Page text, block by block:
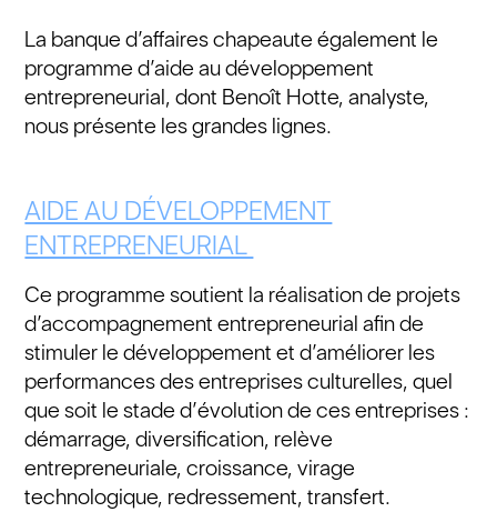
La banque d’affaires chapeaute également le
programme d’aide au développement
entrepreneurial, dont Benoît Hotte, analyste,
nous présente les grandes lignes.
AIDE AU DÉVELOPPEMENT
ENTREPRENEURIAL
Ce programme soutient la réalisation de projets
d’accompagnement entrepreneurial afin de
stimuler le développement et d’améliorer les
performances des entreprises culturelles, quel
que soit le stade d’évolution de ces entreprises :
démarrage, diversification, relève
entrepreneuriale, croissance, virage
technologique, redressement, transfert.